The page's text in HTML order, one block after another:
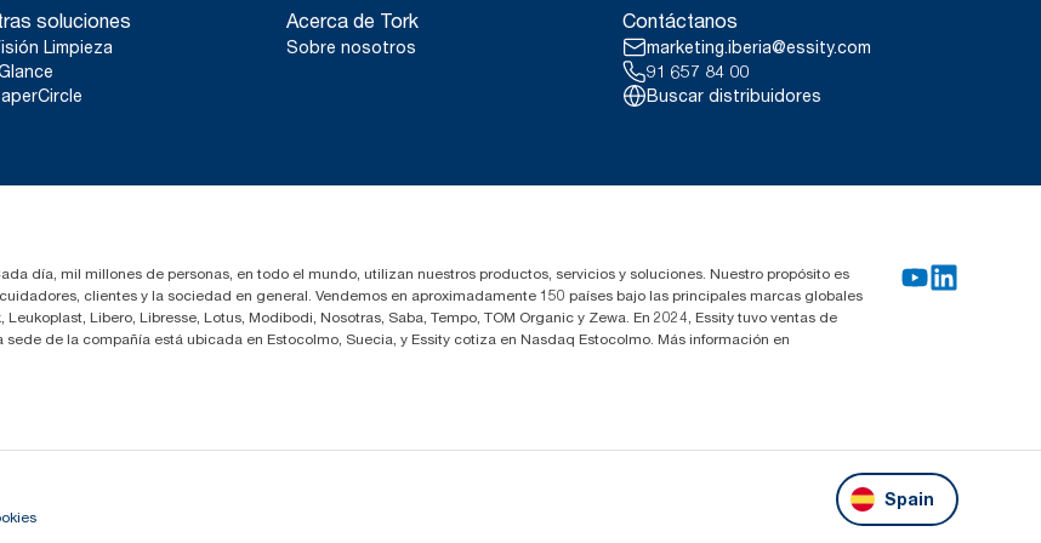
**En comparación con la versión anterior; calculado por libra/kg/tonelada de producto en 2021.
Representa la gama de recambios europea de Tork exelCLEAN por servicio. Según
evaluaciones del ciclo de vida revisadas por una entidad externa en las que se analizaron todas
las categorías de calidad de los recambios. Dado que estos datos suponen la media del
sistema, no deben utilizarse en los informes de carbono para productos específicos y el
y la eliminación del embalaje.
Reduce el tiempo de limpieza hasta en un 35 % en comparación con los
soluciones
Limpieza
Acerca de Tork
Sobre nosotros
Contáctanos
marketing.iberia@essity.com
91 657 84 00
Buscar distribuidores
día, mil millones de personas, en todo el mundo, utilizan nuestros productos, servicios y soluciones. Nuestro propósito es
clientes y la sociedad en general. Vendemos en aproximadamente 150 países bajo las principales marcas globales
Libero, Libresse, Lotus, Modibodi, Nosotras, Saba, Tempo, TOM Organic y Zewa. En 2024, Essity tuvo ventas de
de la compañía está ubicada en Estocolmo, Suecia, y Essity cotiza en Nasdaq Estocolmo. Más información en
Spain